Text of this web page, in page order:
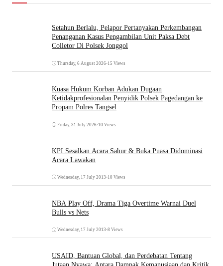
Setahun Berlalu, Pelapor Pertanyakan Perkembangan
Penanganan Kasus Pengambilan Unit Paksa Debt
Colletor Di Polsek Jonggol
Thursday, 6 August 2026•15 Views
Kuasa Hukum Korban Adukan Dugaan
Ketidakprofesionalan Penyidik Polsek Pagedangan ke
Propam Polres Tangsel
Friday, 31 July 2026•10 Views
KPI Sesalkan Acara Sahur & Buka Puasa Didominasi
Acara Lawakan
Wednesday, 17 July 2013 •10 Views
NBA Play Off, Drama Tiga Overtime Warnai Duel
Bulls vs Nets
Wednesday, 17 July 2013 •8 Views
USAID, Bantuan Global, dan Perdebatan Tentang